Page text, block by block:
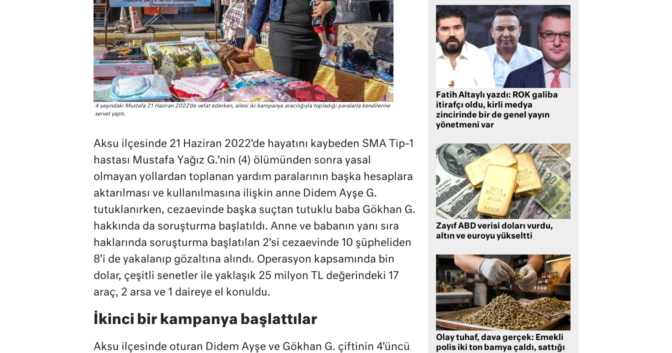
4 yaşındaki Mustafa 21 Haziran 2022’de vefat ederken, ailesi iki kampanya aracılığıyla topladığı paralarla kendilerine
servet yaptı.
Aksu ilçesinde 21 Haziran 2022’de hayatını kaybeden SMA Tip-1
hastası Mustafa Yağız G.’nin (4) ölümünden sonra yasal
olmayan yollardan toplanan yardım paralarının başka hesaplara
aktarılması ve kullanılmasına ilişkin anne Didem Ayşe G.
tutuklanırken, cezaevinde başka suçtan tutuklu baba Gökhan G.
hakkında da soruşturma başlatıldı. Anne ve babanın yanı sıra
haklarında soruşturma başlatılan 2’si cezaevinde 10 şüpheliden
8’i de yakalanıp gözaltına alındı. Operasyon kapsamında bin
dolar, çeşitli senetler ile yaklaşık 25 milyon TL değerindeki 17
araç, 2 arsa ve 1 daireye el konuldu.
İkinci bir kampanya başlattılar
Aksu ilçesinde oturan Didem Ayşe ve Gökhan G. çiftinin 4’üncü
Fatih Altaylı yazdı: ROK galiba
itirafçı oldu, kirli medya
zincirinde bir de genel yayın
yönetmeni var
Zayıf ABD verisi doları vurdu,
altın ve euroyu yükseltti
Olay tuhaf, dava gerçek: Emekli
polis iki ton bamya çaldı, sattığı